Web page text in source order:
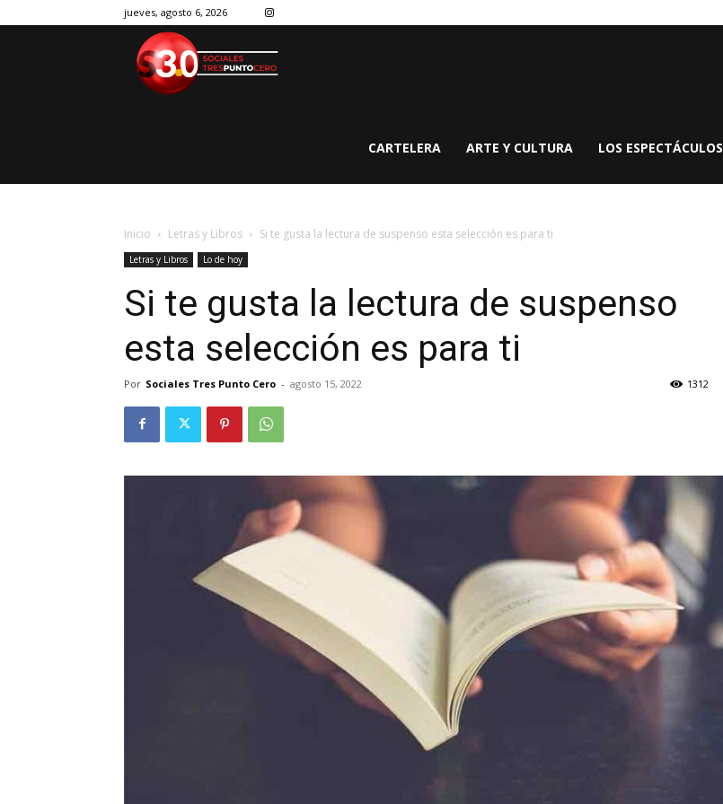
jueves, agosto 6, 2026
CARTELERA ARTE Y CULTURA LOS ESPECTÁCULOS
Inicio Letras y Libros Si te gusta la lectura de suspenso esta selección es para ti
Letras y Libros Lo de hoy
Si te gusta la lectura de suspenso
esta selección es para ti
Por Sociales Tres Punto Cero - agosto 15, 2022 1312